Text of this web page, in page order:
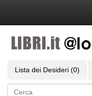
Lista dei Desideri (0)